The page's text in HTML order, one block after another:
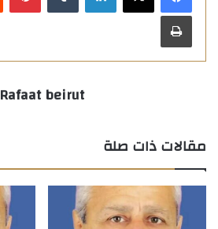
طباعة
Rafaat beirut
مقالات ذات صلة